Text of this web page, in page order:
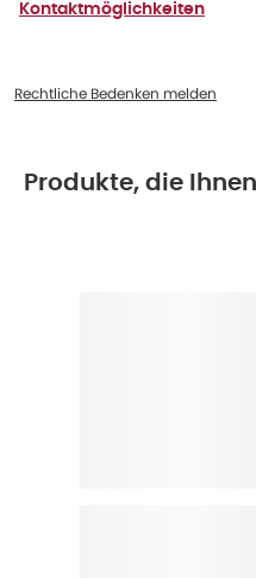
Kontaktmöglichkeiten
Rechtliche Bedenken melden
Produkte, die